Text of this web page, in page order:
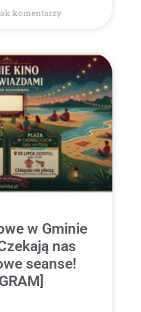
komentarzy
w Gminie
nas
seanse!